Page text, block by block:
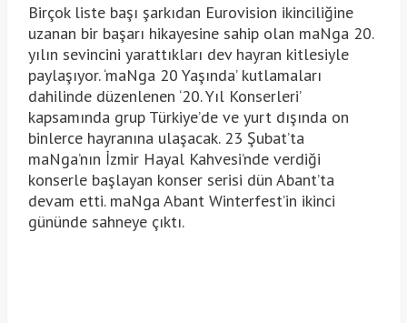
Birçok liste başı şarkıdan Eurovision ikinciliğine
uzanan bir başarı hikayesine sahip olan maNga 20.
yılın sevincini yarattıkları dev hayran kitlesiyle
paylaşıyor. ‘maNga 20 Yaşında’ kutlamaları
dahilinde düzenlenen ‘20. Yıl Konserleri’
kapsamında grup Türkiye’de ve yurt dışında on
binlerce hayranına ulaşacak. 23 Şubat’ta
maNga’nın İzmir Hayal Kahvesi’nde verdiği
konserle başlayan konser serisi dün Abant’ta
devam etti. maNga Abant Winterfest’in ikinci
gününde sahneye çıktı.